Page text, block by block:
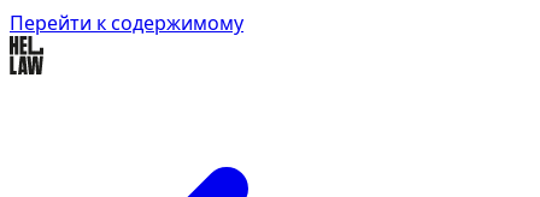
Перейти к содержимому